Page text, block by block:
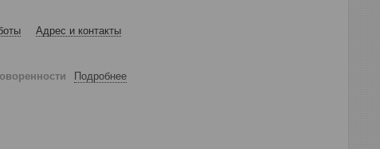
Адрес и контакты
Подробнее